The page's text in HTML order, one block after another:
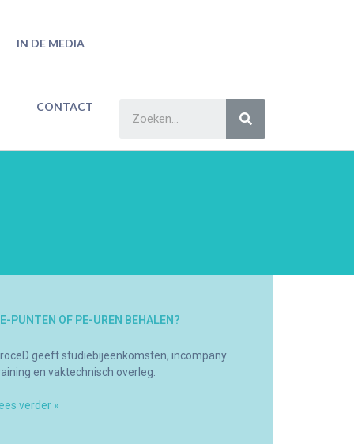
IN DE MEDIA
CONTACT
PUNTEN OF PE-UREN BEHALEN?
geeft studiebijeenkomsten, incompany
en vaktechnisch overleg.
verder »